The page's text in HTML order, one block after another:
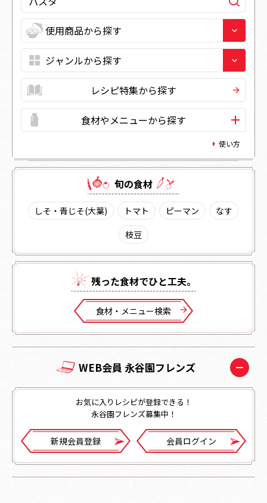
レシピ特集から探す
食材やメニューから探す
使い方
旬の⾷材
しそ・青じそ(大葉) トマト ピーマン
なす
枝豆
残った⾷材でひと⼯夫。
⾷材・メニュー検索
WEB会員 永谷園フレンズ
お気に入りレシピが登録できる！
永谷園フレンズ募集中！
新規会員登録 会員ログイン